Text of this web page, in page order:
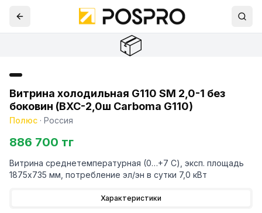
📦
Витрина холодильная G110 SM 2,0-1 без
боковин (ВХС-2,0ш Carboma G110)
Полюс · Россия
886 700 тг
Витрина среднетемпературная (0…+7 С), эксп. площадь
1875х735 мм, потребление эл/эн в сутки 7,0 кВт
Характеристики